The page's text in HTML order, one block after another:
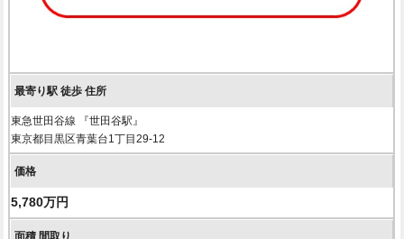
東急世田谷線 『世田谷駅』
東京都目黒区青葉台1丁目29-12
5,780万円